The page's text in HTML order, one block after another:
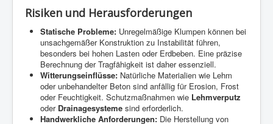
Risiken und Herausforderungen
Statische Probleme: Unregelmäßige Klumpen können bei
unsachgemäßer Konstruktion zu Instabilität führen,
besonders bei hohen Lasten oder Erdbeben. Eine präzise
Berechnung der Tragfähigkeit ist daher essenziell.
Witterungseinflüsse: Natürliche Materialien wie Lehm
oder unbehandelter Beton sind anfällig für Erosion, Frost
oder Feuchtigkeit. Schutzmaßnahmen wie Lehmverputz
oder Drainagesysteme sind erforderlich.
Handwerkliche Anforderungen: Die Herstellung von